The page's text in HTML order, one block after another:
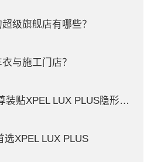
级旗舰店有哪些？
与施工门店？
问界M9在上海宝之尊装贴XPEL LUX PLUS隐形车衣
选XPEL LUX PLUS